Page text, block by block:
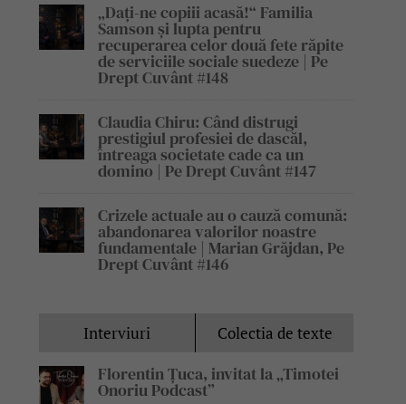
„Dați-ne copiii acasă!“ Familia
Samson și lupta pentru
recuperarea celor două fete răpite
de serviciile sociale suedeze | Pe
Drept Cuvânt #148
Claudia Chiru: Când distrugi
prestigiul profesiei de dascăl,
întreaga societate cade ca un
domino | Pe Drept Cuvânt #147
Crizele actuale au o cauză comună:
abandonarea valorilor noastre
fundamentale | Marian Grăjdan, Pe
Drept Cuvânt #146
Interviuri Colectia de texte
Florentin Țuca, invitat la „Timotei
Onoriu Podcast”